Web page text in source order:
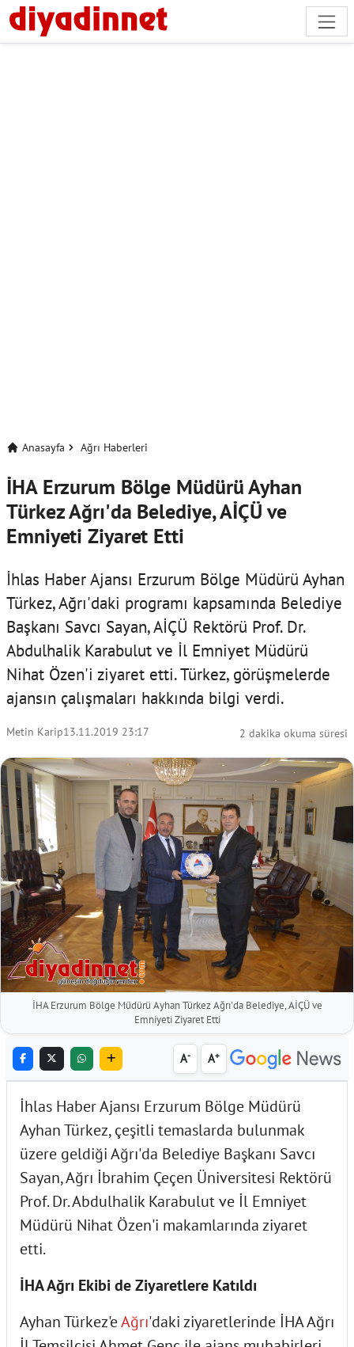
Anasayfa Ağrı Haberleri
İHA Erzurum Bölge Müdürü Ayhan
Türkez Ağrı'da Belediye, AİÇÜ ve
Emniyeti Ziyaret Etti
İhlas Haber Ajansı Erzurum Bölge Müdürü Ayhan
Türkez, Ağrı'daki programı kapsamında Belediye
Başkanı Savcı Sayan, AİÇÜ Rektörü Prof. Dr.
Abdulhalik Karabulut ve İl Emniyet Müdürü
Nihat Özen'i ziyaret etti. Türkez, görüşmelerde
ajansın çalışmaları hakkında bilgi verdi.
Metin Karip13.11.2019 23:17 2 dakika okuma süresi
İHA Erzurum Bölge Müdürü Ayhan Türkez Ağrı'da Belediye, AİÇÜ ve
Emniyeti Ziyaret Etti
A- A+
İhlas Haber Ajansı Erzurum Bölge Müdürü
Ayhan Türkez, çeşitli temaslarda bulunmak
üzere geldiği Ağrı'da Belediye Başkanı Savcı
Sayan, Ağrı İbrahim Çeçen Üniversitesi Rektörü
Prof. Dr. Abdulhalik Karabulut ve İl Emniyet
Müdürü Nihat Özen'i makamlarında ziyaret
etti.
İHA Ağrı Ekibi de Ziyaretlere Katıldı
Ayhan Türkez'eAğrı'daki ziyaretlerinde İHA Ağrı